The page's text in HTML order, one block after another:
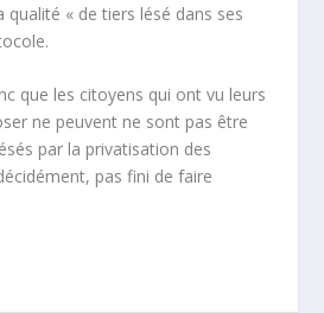
qualité « de tiers lésé dans ses
que les citoyens qui ont vu leurs
ne peuvent ne sont pas être
par la privatisation des
pas fini de faire